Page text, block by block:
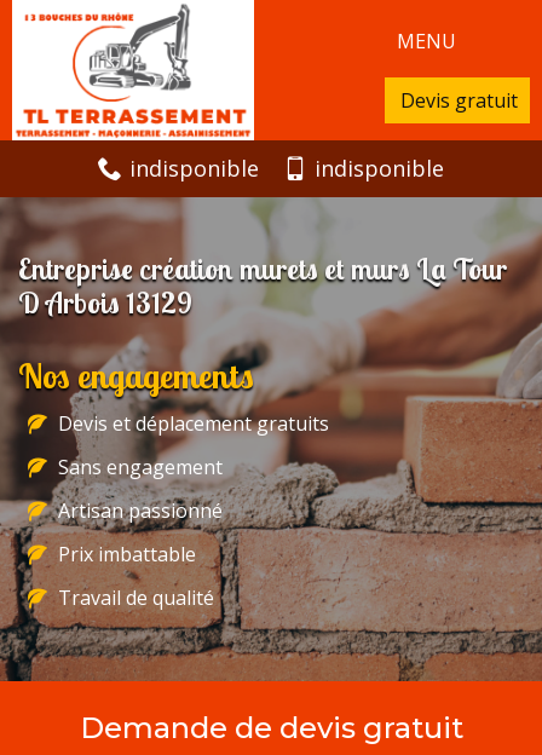
MENU
Devis gratuit
indisponible indisponible
Entreprise création murets et murs La Tour
D Arbois 13129
Nos engagements
Devis et déplacement gratuits
Sans engagement
Artisan passionné
Prix imbattable
Travail de qualité
Demande de devis gratuit